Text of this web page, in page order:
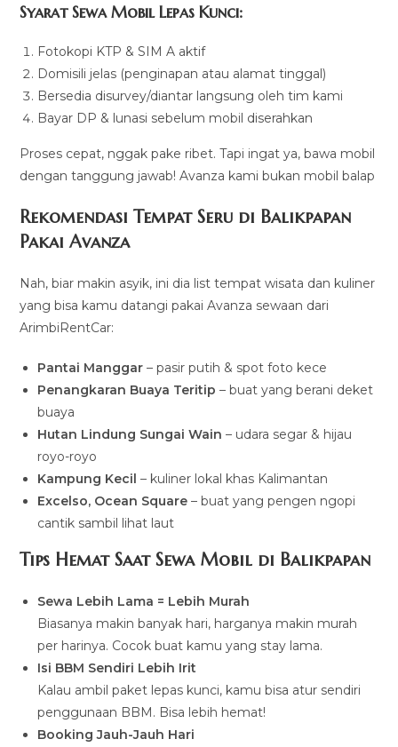
Syarat Sewa Mobil Lepas Kunci:
Fotokopi KTP & SIM A aktif
Domisili jelas (penginapan atau alamat tinggal)
Bersedia disurvey/diantar langsung oleh tim kami
Bayar DP & lunasi sebelum mobil diserahkan
Proses cepat, nggak pake ribet. Tapi ingat ya, bawa mobil
dengan tanggung jawab! Avanza kami bukan mobil balap
Rekomendasi Tempat Seru di Balikpapan
Pakai Avanza
Nah, biar makin asyik, ini dia list tempat wisata dan kuliner
yang bisa kamu datangi pakai Avanza sewaan dari
ArimbiRentCar:
Pantai Manggar – pasir putih & spot foto kece
Penangkaran Buaya Teritip – buat yang berani deket
buaya
Hutan Lindung Sungai Wain – udara segar & hijau
royo-royo
Kampung Kecil – kuliner lokal khas Kalimantan
Excelso, Ocean Square – buat yang pengen ngopi
cantik sambil lihat laut
Tips Hemat Saat Sewa Mobil di Balikpapan
Sewa Lebih Lama = Lebih Murah
Biasanya makin banyak hari, harganya makin murah
per harinya. Cocok buat kamu yang stay lama.
Isi BBM Sendiri Lebih Irit
Kalau ambil paket lepas kunci, kamu bisa atur sendiri
penggunaan BBM. Bisa lebih hemat!
Booking Jauh-Jauh Hari